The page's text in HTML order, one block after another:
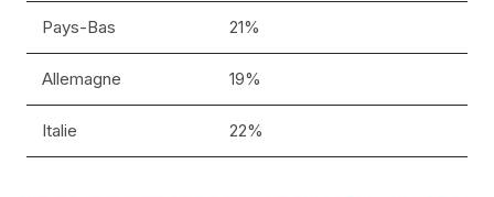
Pays-Bas 21%
Allemagne 19%
Italie 22%